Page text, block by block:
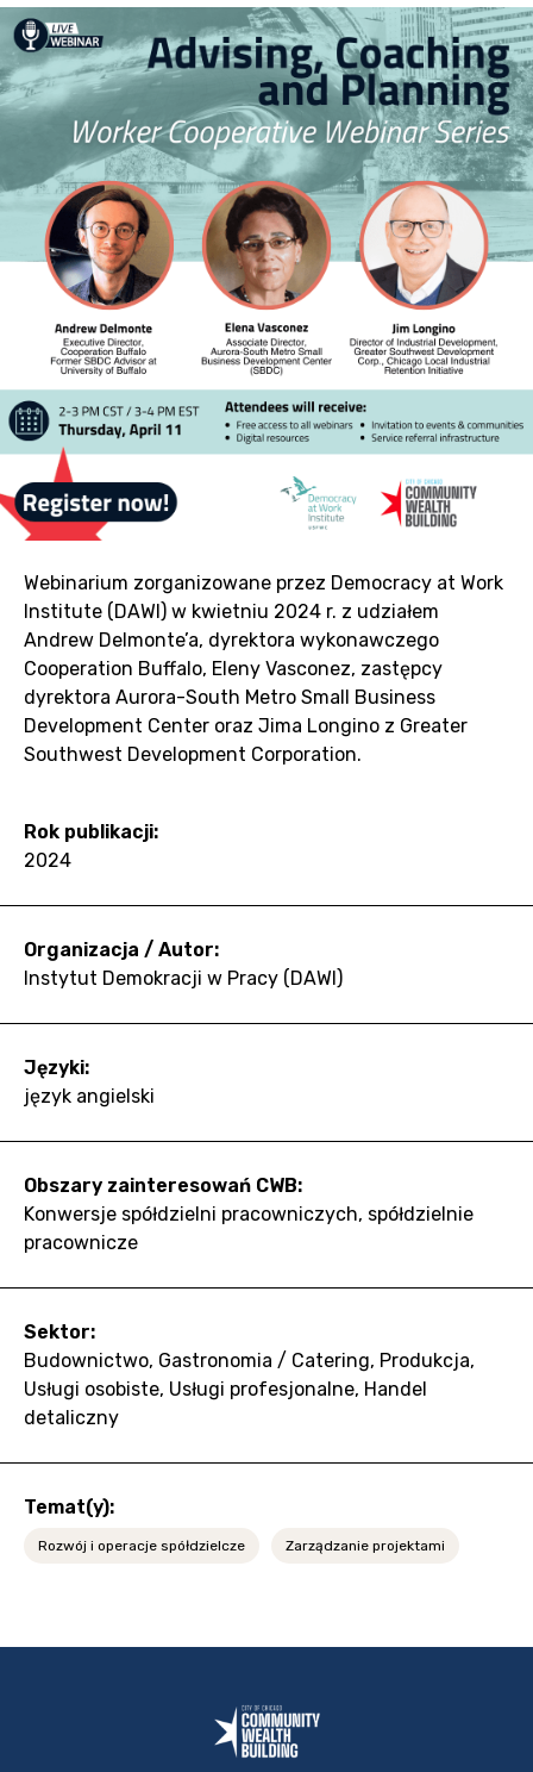
Webinarium zorganizowane przez Democracy at Work
Institute (DAWI) w kwietniu 2024 r. z udziałem
Andrew Delmonte’a, dyrektora wykonawczego
Cooperation Buffalo, Eleny Vasconez, zastępcy
dyrektora Aurora-South Metro Small Business
Development Center oraz Jima Longino z Greater
Southwest Development Corporation.
Rok publikacji:
2024
Organizacja / Autor:
Instytut Demokracji w Pracy (DAWI)
Języki:
język angielski
Obszary zainteresowań CWB:
Konwersje spółdzielni pracowniczych, spółdzielnie
pracownicze
Sektor:
Budownictwo, Gastronomia / Catering, Produkcja,
Usługi osobiste, Usługi profesjonalne, Handel
detaliczny
Temat(y):
Rozwój i operacje spółdzielcze Zarządzanie projektami